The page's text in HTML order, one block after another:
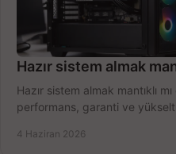
Hazır sistem almak
Hazır sistem almak mantıklı
performans, garanti ve
4 Haziran 2026